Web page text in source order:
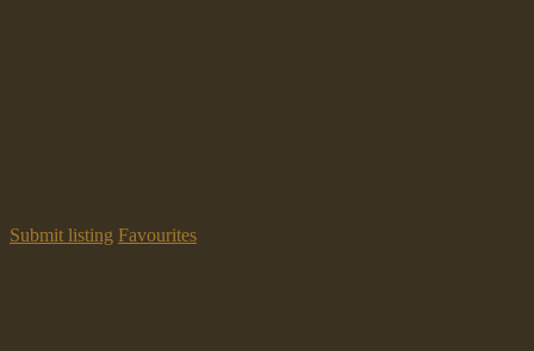
Submit listing Favourites